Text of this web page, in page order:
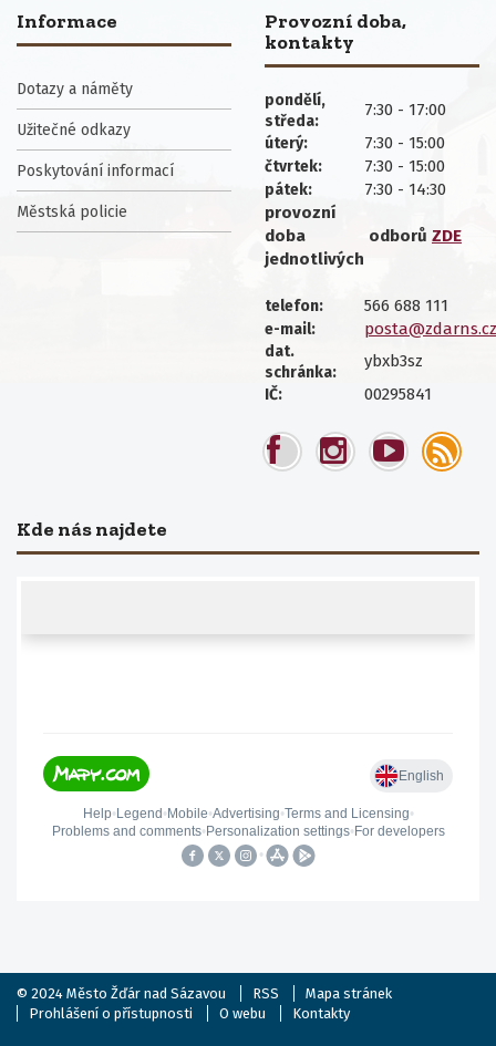
Informace
Dotazy a náměty
Užitečné odkazy
Poskytování informací
Městská policie
Provozní doba,
kontakty
pondělí,
středa:
7:30 - 17:00
úterý: 7:30 - 15:00
čtvrtek: 7:30 - 15:00
pátek:
7:30 - 14:30
provozní
doba
jednotlivých
odborů ZDE
telefon: 566 688 111
e-mail: posta@zdarns.cz
dat.
schránka:
ybxb3sz
IČ: 00295841
Kde nás najdete
© 2024 Město Žďár nad Sázavou RSS
Mapa stránek
Prohlášení o přístupnosti
O webu Kontakty